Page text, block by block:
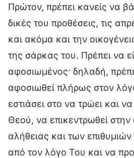
Πρώτον, πρέπει κανείς να
δικές του προθέσεις, τις
και ακόμα και την
της σάρκας του. Πρέπει να
αφοσιωμένος· δηλαδή,
αφοσιωθεί πλήρως στον
εστιάσει στο να τρώει και
Θεού, να επικεντρωθεί
αλήθειας και των
από τον λόγο Του και να